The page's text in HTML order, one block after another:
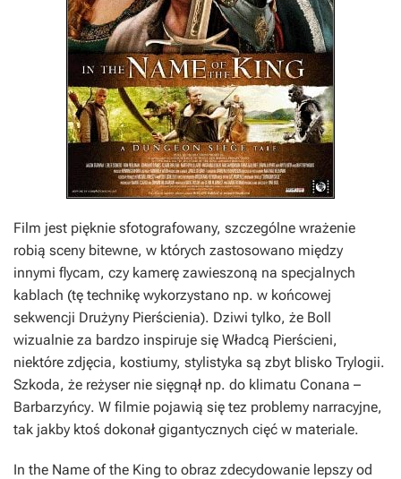
Film jest pięknie sfotografowany, szczególne wrażenie
robią sceny bitewne, w których zastosowano między
innymi flycam, czy kamerę zawieszoną na specjalnych
kablach (tę technikę wykorzystano np. w końcowej
sekwencji Drużyny Pierścienia). Dziwi tylko, że Boll
wizualnie za bardzo inspiruje się Władcą Pierścieni,
niektóre zdjęcia, kostiumy, stylistyka są zbyt blisko Trylogii.
Szkoda, że reżyser nie sięgnął np. do klimatu Conana –
Barbarzyńcy. W filmie pojawią się tez problemy narracyjne,
tak jakby ktoś dokonał gigantycznych cięć w materiale.
In the Name of the King to obraz zdecydowanie lepszy od